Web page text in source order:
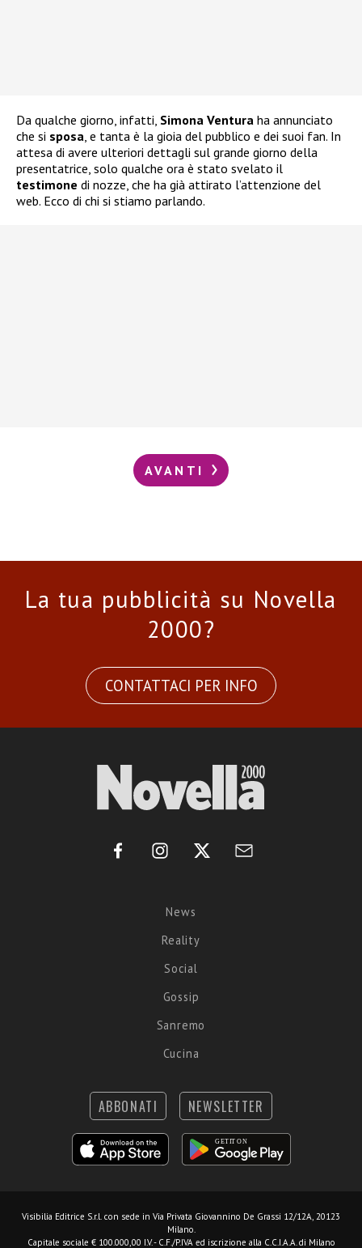
Da qualche giorno, infatti, Simona Ventura ha annunciato
che si sposa, e tanta è la gioia del pubblico e dei suoi fan. In
attesa di avere ulteriori dettagli sul grande giorno della
presentatrice, solo qualche ora è stato svelato il
testimone di nozze, che ha già attirato l’attenzione del
web. Ecco di chi si stiamo parlando.
AVANTI
La tua pubblicità su Novella
2000?
CONTATTACI PER INFO
News
Reality
Social
Gossip
Sanremo
Cucina
ABBONATI NEWSLETTER
Visibilia Editrice S.r.l. con sede in Via Privata Giovannino De Grassi 12/12A, 20123
Milano.
Capitale sociale € 100.000,00 I.V. - C.F./P.IVA ed iscrizione alla C.C.I.A.A. di Milano